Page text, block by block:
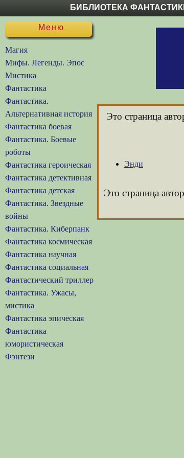
БИБЛИОТЕКА
Меню
Магия
Мифы. Легенды. Эпос
Мистика
Фантастика
Фантастика.
Альтернативная история
Фантастика боевая
Фантастика. Боевые
роботы
Фантастика героическая
Фантастика детективная
Фантастика детская
Фантастика. Звездные
войны
Фантастика. Киберпанк
Фантастика космическая
Фантастика научная
Фантастика социальная
Фантастический триллер
Фантастика. Ужасы,
мистика
Фантастика эпическая
Фантастика
юмористическая
Фэнтези
Это страница
Энди
Это страница